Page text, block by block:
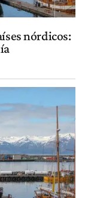
nórdicos: